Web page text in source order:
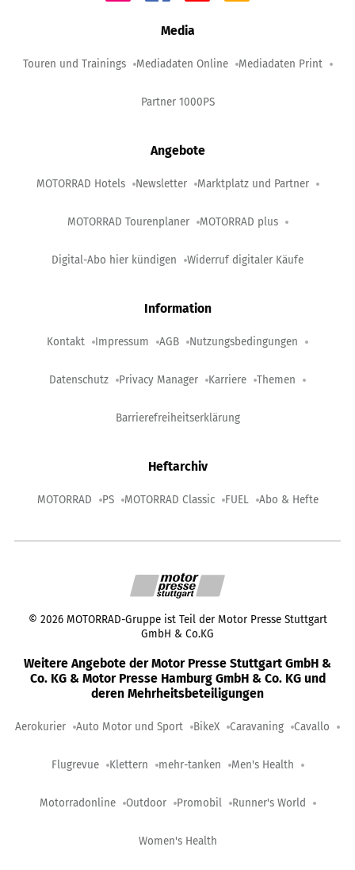
Media
Touren und Trainings Mediadaten Online Mediadaten Print
Partner 1000PS
Angebote
MOTORRAD Hotels Newsletter Marktplatz und Partner
MOTORRAD Tourenplaner MOTORRAD plus
Digital-Abo hier kündigen Widerruf digitaler Käufe
Information
Kontakt Impressum AGB Nutzungsbedingungen
Datenschutz Privacy Manager Karriere Themen
Barrierefreiheitserklärung
Heftarchiv
MOTORRAD PS MOTORRAD Classic FUEL Abo & Hefte
© 2026 MOTORRAD-Gruppe ist Teil der Motor Presse Stuttgart
GmbH & Co.KG
Weitere Angebote der Motor Presse Stuttgart GmbH &
Co. KG & Motor Presse Hamburg GmbH & Co. KG und
deren Mehrheitsbeteiligungen
Aerokurier Auto Motor und Sport BikeX Caravaning Cavallo
Flugrevue Klettern mehr-tanken Men's Health
Motorradonline Outdoor Promobil Runner's World
Women's Health